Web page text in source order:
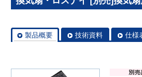
製品概要 技術資料 仕様